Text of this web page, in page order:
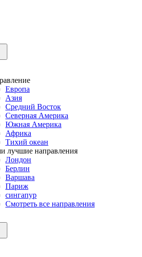
Европа
Азия
Средний Восток
Северная Америка
Южная Америка
Африка
Тихий океан
лучшие направления
Лондон
Берлин
Варшава
Париж
сингапур
Смотреть все направления